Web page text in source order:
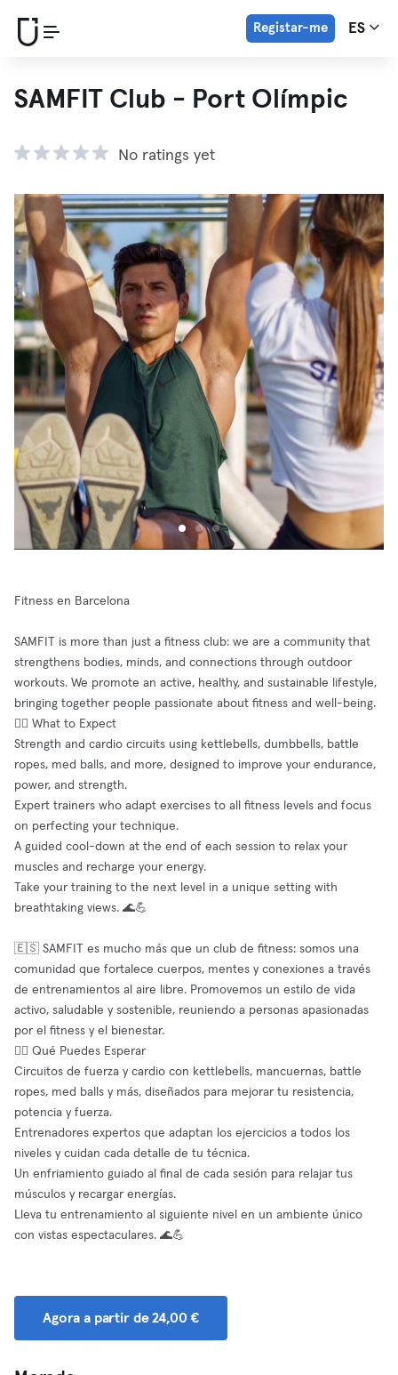
Registar-me ES
SAMFIT Club - Port Olímpic
No ratings yet
Fitness en Barcelona
SAMFIT is more than just a fitness club: we are a community that
strengthens bodies, minds, and connections through outdoor
workouts. We promote an active, healthy, and sustainable lifestyle,
bringing together people passionate about fitness and well-being.
🏋️‍♂️ What to Expect
Strength and cardio circuits using kettlebells, dumbbells, battle
ropes, med balls, and more, designed to improve your endurance,
power, and strength.
Expert trainers who adapt exercises to all fitness levels and focus
on perfecting your technique.
A guided cool-down at the end of each session to relax your
muscles and recharge your energy.
Take your training to the next level in a unique setting with
breathtaking views. 🌊💪
🇪🇸 SAMFIT es mucho más que un club de fitness: somos una
comunidad que fortalece cuerpos, mentes y conexiones a través
de entrenamientos al aire libre. Promovemos un estilo de vida
activo, saludable y sostenible, reuniendo a personas apasionadas
por el fitness y el bienestar.
🏋️‍♂️ Qué Puedes Esperar
Circuitos de fuerza y cardio con kettlebells, mancuernas, battle
ropes, med balls y más, diseñados para mejorar tu resistencia,
potencia y fuerza.
Entrenadores expertos que adaptan los ejercicios a todos los
niveles y cuidan cada detalle de tu técnica.
Un enfriamiento guiado al final de cada sesión para relajar tus
músculos y recargar energías.
Lleva tu entrenamiento al siguiente nivel en un ambiente único
con vistas espectaculares. 🌊💪
Agora a partir de 24,00 €